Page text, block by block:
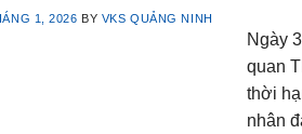
1, 2026 BY VKS QUẢNG NINH
Ngày
quan
thời
nhân